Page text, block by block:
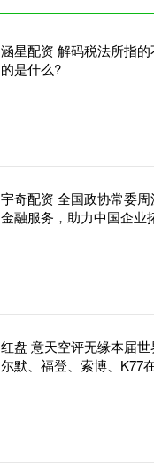
涵星配资 解码税法所指
的是什么?
宇奇配资 全国政协常委
金融服务，助力中国企业
红盘 意天空评无缘本届
尔默、福登、索博、K77